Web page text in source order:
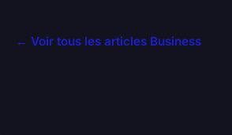
← Voir tous les articles Business